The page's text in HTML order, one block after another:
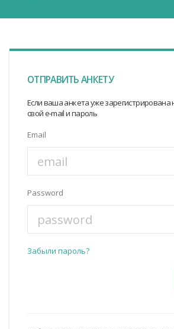
ОТПРАВИТЬ АНКЕТУ
Если ваша анкета уже зарегистрирована
свой e-mail и пароль
Email
Password
Забыли пароль?